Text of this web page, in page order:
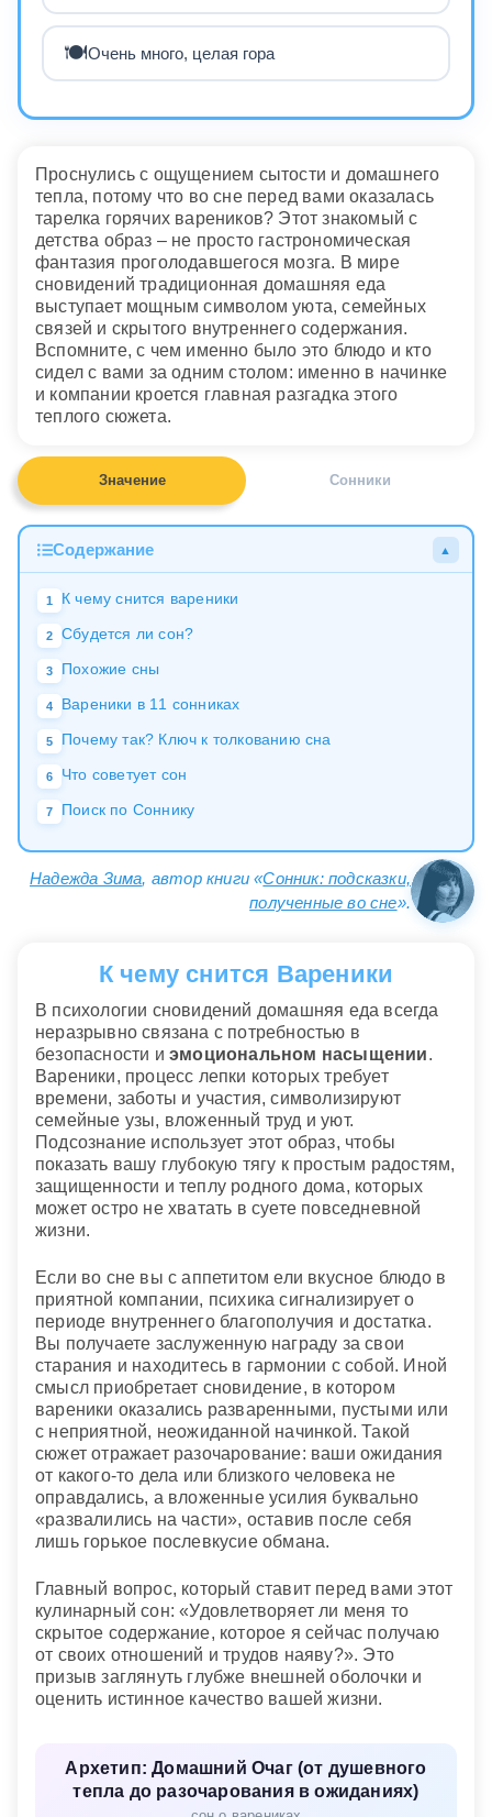
🍽️Очень много, целая гора
Проснулись с ощущением сытости и домашнего
тепла, потому что во сне перед вами оказалась
тарелка горячих вареников? Этот знакомый с
детства образ – не просто гастрономическая
фантазия проголодавшегося мозга. В мире
сновидений традиционная домашняя еда
выступает мощным символом уюта, семейных
связей и скрытого внутреннего содержания.
Вспомните, с чем именно было это блюдо и кто
сидел с вами за одним столом: именно в начинке
и компании кроется главная разгадка этого
теплого сюжета.
Значение Сонники
Содержание ▲
1 К чему снится вареники
2 Сбудется ли сон?
3 Похожие сны
4 Вареники в 11 сонниках
5 Почему так? Ключ к толкованию сна
6 Что советует сон
7 Поиск по Соннику
Надежда Зима, автор книги «Сонник: подсказки,
полученные во сне».
К чему снится Вареники
В психологии сновидений домашняя еда всегда
неразрывно связана с потребностью в
безопасности и эмоциональном насыщении.
Вареники, процесс лепки которых требует
времени, заботы и участия, символизируют
семейные узы, вложенный труд и уют.
Подсознание использует этот образ, чтобы
показать вашу глубокую тягу к простым радостям,
защищенности и теплу родного дома, которых
может остро не хватать в суете повседневной
жизни.
Если во сне вы с аппетитом ели вкусное блюдо в
приятной компании, психика сигнализирует о
периоде внутреннего благополучия и достатка.
Вы получаете заслуженную награду за свои
старания и находитесь в гармонии с собой. Иной
смысл приобретает сновидение, в котором
вареники оказались разваренными, пустыми или
с неприятной, неожиданной начинкой. Такой
сюжет отражает разочарование: ваши ожидания
от какого-то дела или близкого человека не
оправдались, а вложенные усилия буквально
«развалились на части», оставив после себя
лишь горькое послевкусие обмана.
Главный вопрос, который ставит перед вами этот
кулинарный сон: «Удовлетворяет ли меня то
скрытое содержание, которое я сейчас получаю
от своих отношений и трудов наяву?». Это
призыв заглянуть глубже внешней оболочки и
оценить истинное качество вашей жизни.
Архетип: Домашний Очаг (от душевного
тепла до разочарования в ожиданиях)